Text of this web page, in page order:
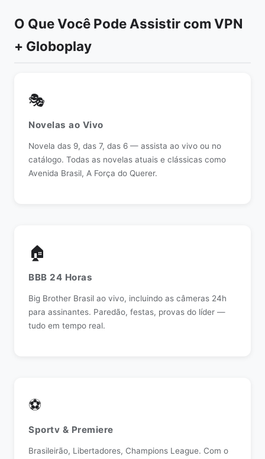
O Que Você Pode Assistir com VPN
+ Globoplay
🎭
Novelas ao Vivo
Novela das 9, das 7, das 6 — assista ao vivo ou no
catálogo. Todas as novelas atuais e clássicas como
Avenida Brasil, A Força do Querer.
🏠
BBB 24 Horas
Big Brother Brasil ao vivo, incluindo as câmeras 24h
para assinantes. Paredão, festas, provas do líder —
tudo em tempo real.
⚽
Sportv & Premiere
Brasileirão, Libertadores, Champions League. Com o